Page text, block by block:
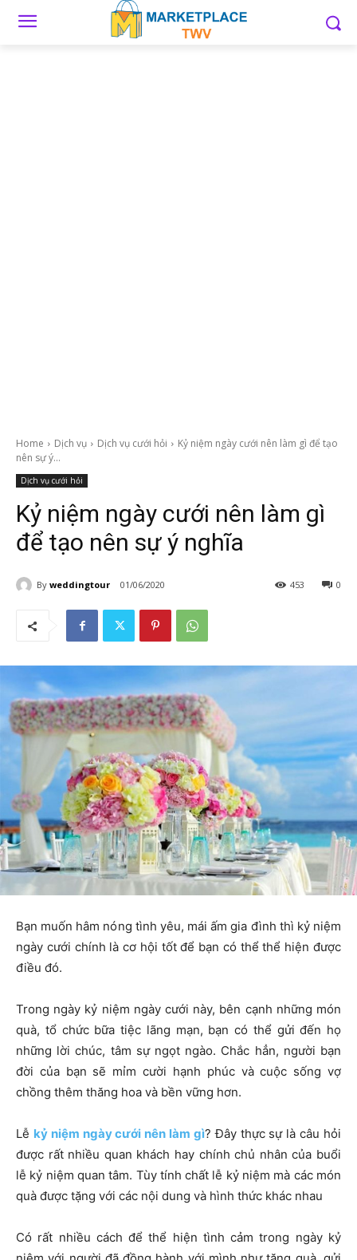
Home Dịch vụ Dịch vụ cưới hỏi
Kỷ niệm ngày cưới nên làm gì để tạo
nên sự ý...
Dịch vụ cưới hỏi
Kỷ niệm ngày cưới nên làm gì
để tạo nên sự ý nghĩa
By weddingtour 01/06/2020 0
453
Bạn muốn hâm nóng tình yêu, mái ấm gia đình thì kỷ niệm
ngày cưới chính là cơ hội tốt để bạn có thể thể hiện được
điều đó.
Trong ngày kỷ niệm ngày cưới này, bên cạnh những món
quà, tổ chức bữa tiệc lãng mạn, bạn có thể gửi đến họ
những lời chúc, tâm sự ngọt ngào. Chắc hẳn, người bạn
đời của bạn sẽ mỉm cười hạnh phúc và cuộc sống vợ
chồng thêm thăng hoa và bền vững hơn.
Lễ kỷ niệm ngày cưới nên làm gì? Đây thực sự là câu hỏi
được rất nhiều quan khách hay chính chủ nhân của buổi
lễ kỷ niệm quan tâm. Tùy tính chất lễ kỷ niệm mà các món
quà được tặng với các nội dung và hình thức khác nhau
Có rất nhiều cách để thể hiện tình cảm trong ngày kỷ